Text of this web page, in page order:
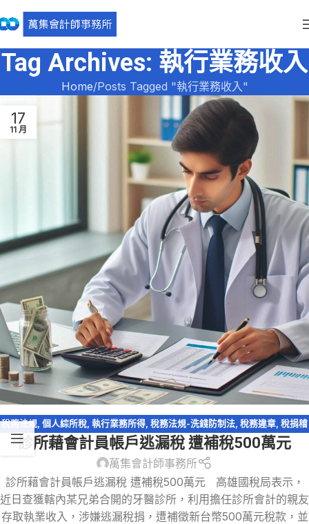
Tag Archives: 執行業務收入
Home Posts Tagged "執行業務收入"
17
11 月
稅務法規, 個人綜所稅, 執行業務所得, 稅務法規-洗錢防制法, 稅務違章, 稅捐稽
徵法,逃漏稅
診所藉會計員帳戶逃漏稅 遭補稅500萬元
萬集會計師事務所
診所藉會計員帳戶逃漏稅 遭補稅500萬元 高雄國稅局表示，
近日查獲轄內某兄弟合開的牙醫診所，利用擔任診所會計的親友
存取執業收入，涉嫌逃漏稅捐，遭補徵新台幣500萬元稅款，並